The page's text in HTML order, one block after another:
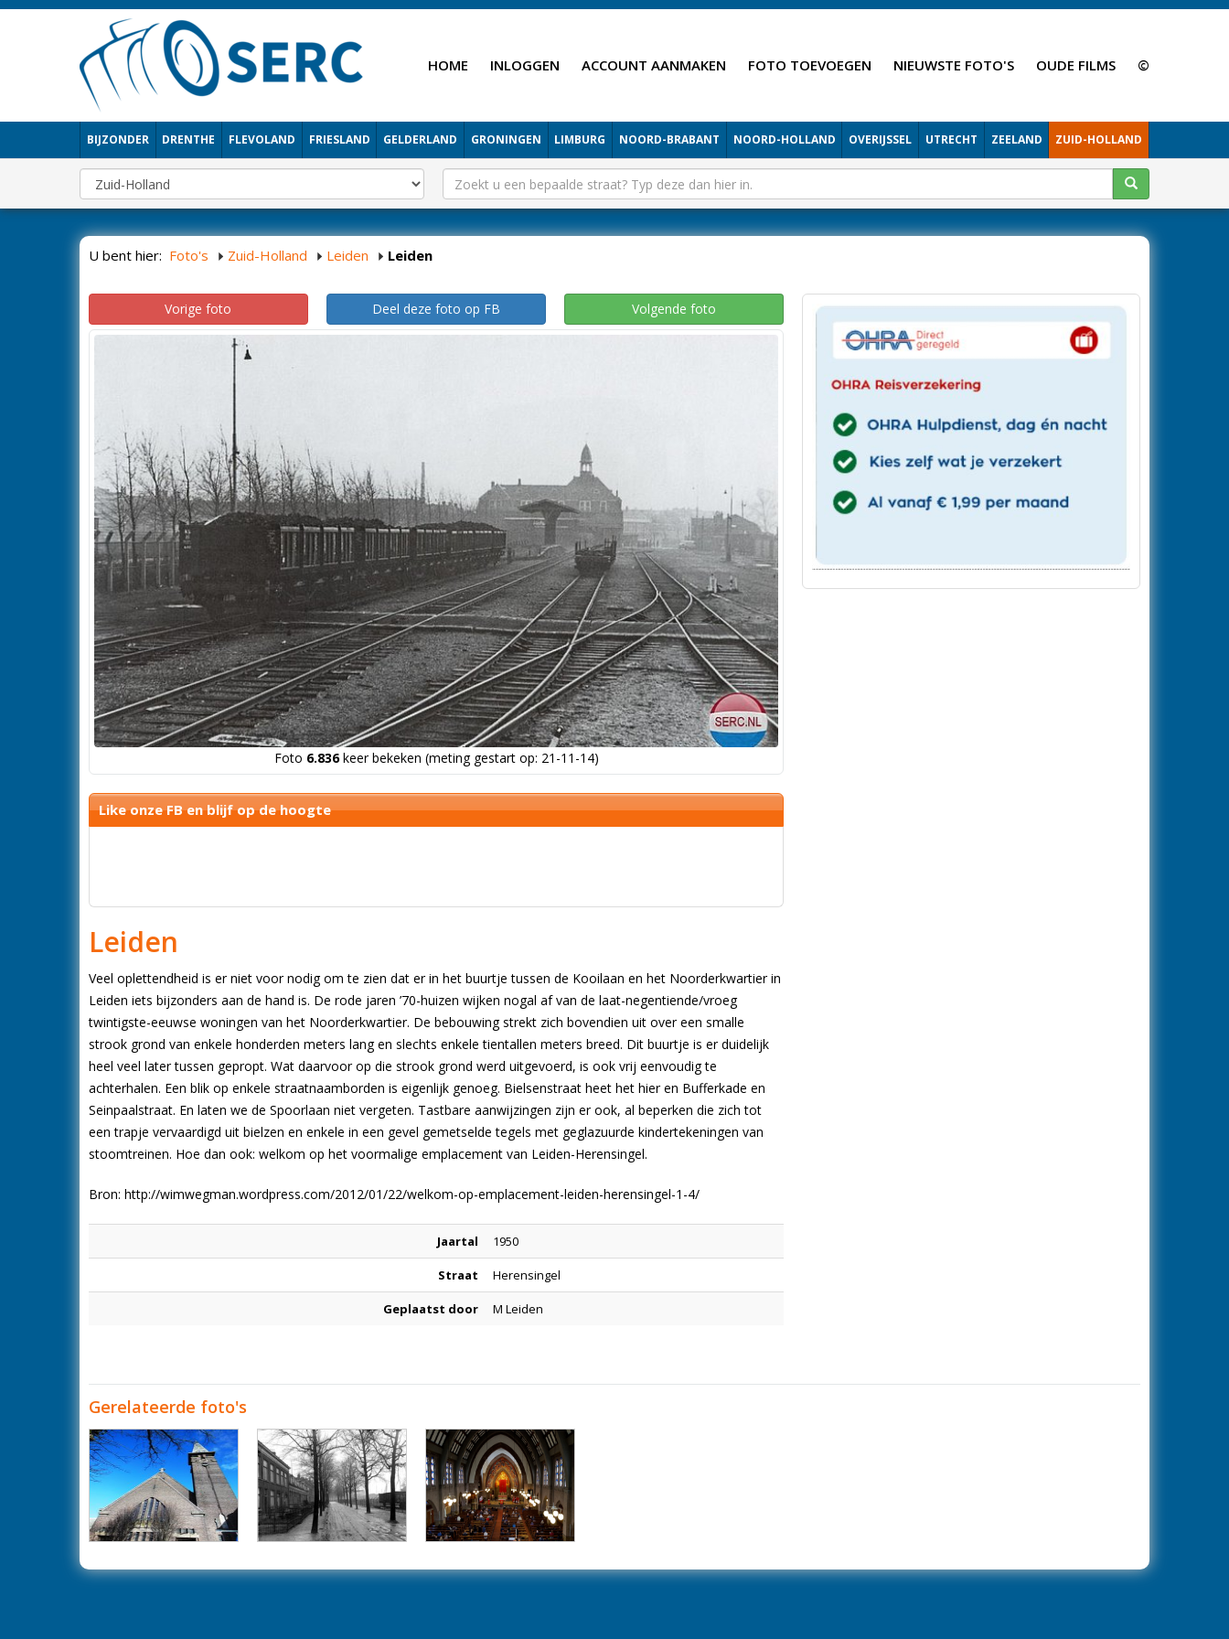
HOME INLOGGEN ACCOUNT AANMAKEN FOTO TOEVOEGEN NIEUWSTE FOTO'S OUDE FILMS ©
BIJZONDER DRENTHE FLEVOLAND FRIESLAND GELDERLAND GRONINGEN LIMBURG NOORD-BRABANT NOORD-HOLLAND OVERIJSSEL UTRECHT ZEELAND ZUID-HOLLAND
U bent hier: Foto's Zuid-Holland Leiden Leiden
Vorige foto Deel deze foto op FB Volgende foto
Foto 6.836keer bekeken (meting gestart op: 21-11-14)
Like onze FB en blijf op de hoogte
Leiden
Veel oplettendheid is er niet voor nodig om te zien dat er in het buurtje tussen de Kooilaan en het Noorderkwartier in
Leiden iets bijzonders aan de hand is. De rode jaren ’70-huizen wijken nogal af van de laat-negentiende/vroeg
twintigste-eeuwse woningen van het Noorderkwartier. De bebouwing strekt zich bovendien uit over een smalle
strook grond van enkele honderden meters lang en slechts enkele tientallen meters breed. Dit buurtje is er duidelijk
heel veel later tussen gepropt. Wat daarvoor op die strook grond werd uitgevoerd, is ook vrij eenvoudig te
achterhalen. Een blik op enkele straatnaamborden is eigenlijk genoeg. Bielsenstraat heet het hier en Bufferkade en
Seinpaalstraat. En laten we de Spoorlaan niet vergeten. Tastbare aanwijzingen zijn er ook, al beperken die zich tot
een trapje vervaardigd uit bielzen en enkele in een gevel gemetselde tegels met geglazuurde kindertekeningen van
stoomtreinen. Hoe dan ook: welkom op het voormalige emplacement van Leiden-Herensingel.
Bron: http://wimwegman.wordpress.com/2012/01/22/welkom-op-emplacement-leiden-herensingel-1-4/
Jaartal 1950
Straat Herensingel
Geplaatst door M Leiden
Gerelateerde foto's